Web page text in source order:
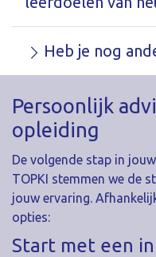
Heb je nog
Persoonlijk
opleiding
De volgende stap in
TOPKI stemmen we de
jouw ervaring.
opties:
Start met een